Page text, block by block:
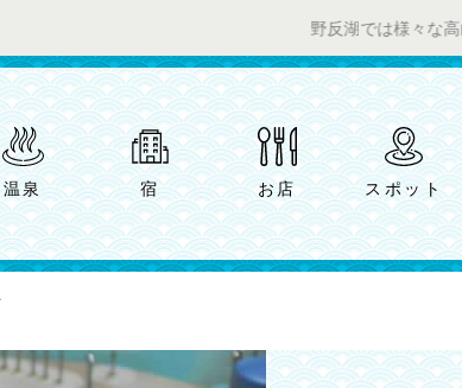
野反湖では様々な高山植物を
温泉 宿 お店 スポット